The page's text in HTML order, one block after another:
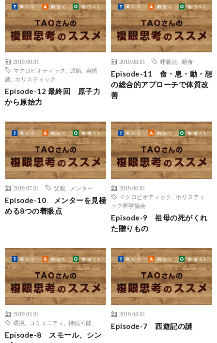
2019.09.01
マクロビオティック
原始
自然
農
ホリスティック
Episode-12 最終回 原子力
から原始力
2019.08.01 呼吸法 断食
Episode-11 食・息・動・想
の総合的アプローチで体質改
善
2019.07.01 父親 メンター
Episode-10 メンターを見極
める8つの着眼点
2019.06.01
マクロビオティック
ホリスティ
ック医学協会
Episode-9 祖母の死がくれ
た贈りもの
2019.05.01
環境
コミュニティ 持続可能
Episode-8 スモール、シン
2019.04.01
Episode-7 西遊記の謎